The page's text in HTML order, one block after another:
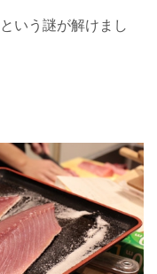
いう謎が解けまし